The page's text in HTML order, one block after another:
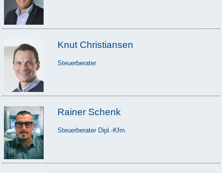
Knut Christiansen
Steuerberater
Rainer Schenk
Steuerberater Dipl.-Kfm.